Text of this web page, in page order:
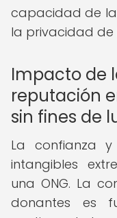
capacidad de
la privacidad de
Impacto de
reputación
sin fines de
La confianza
intangibles
una ONG. La
donantes es